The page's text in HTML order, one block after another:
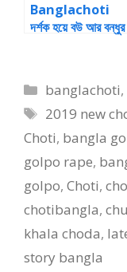
Banglachoti
দর্শক হয়ে বউ আর বন্ধুর
Categories
banglachoti,
Tags
2019 new
Choti, bangla
golpo rape,
golpo, Choti,
chotibangla,
khala choda,
story bangla